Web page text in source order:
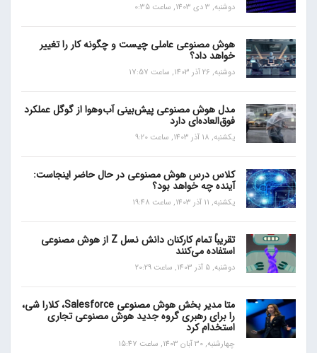
دوشنبه, 3 دی 1403, ساعت 0:35
هوش مصنوعی عاملی چیست و چگونه کار را تغییر
خواهد داد؟
دوشنبه, 26 آذر 1403, ساعت 17:57
مدل هوش مصنوعی پیش‌بینی آب‌و‌هوا از گوگل عملکرد
فوق‌العاده‌ای دارد
یکشنبه, 18 آذر 1403, ساعت 9:20
کلاس درس هوش مصنوعی در حال حاضر اینجاست:
آینده چه خواهد بود؟
یکشنبه, 11 آذر 1403, ساعت 19:48
تقریباً تمام کارکنان دانش نسل Z از هوش مصنوعی
استفاده می‌کنند
دوشنبه, 5 آذر 1403, ساعت 20:29
متا مدیر بخش هوش مصنوعی Salesforce، کلارا شی،
را برای رهبری گروه جدید هوش مصنوعی تجاری
استخدام کرد
چهارشنبه, 30 آبان 1403, ساعت 15:47